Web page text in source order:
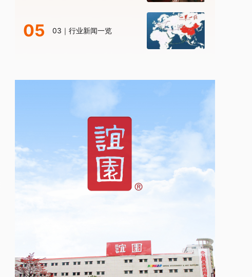
05 03｜行业新闻一览